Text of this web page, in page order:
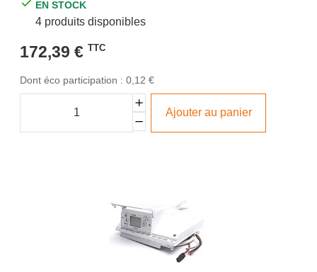
EN STOCK
4 produits disponibles
172,39 € TTC
Dont éco participation : 0,12 €
Ajouter au panier